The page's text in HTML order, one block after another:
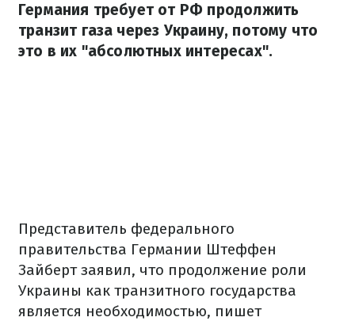
Германия требует от РФ продолжить
транзит газа через Украину, потому что
это в их "абсолютных интересах".
Представитель федерального
правительства Германии Штеффен
Зайберт заявил, что продолжение роли
Украины как транзитного государства
является необходимостью, пишет